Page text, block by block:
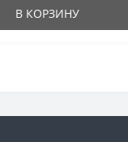
В КОРЗИНУ